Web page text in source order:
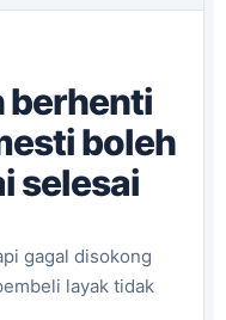
berhenti
boleh
selesai
gagal disokong
layak tidak